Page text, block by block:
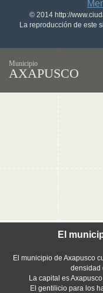
© 2014 http://
La reproducción de este
Municipio
AXAPUSCO
El
El municipio de Axapusco
densidad
La capital es
El gentilicio para los